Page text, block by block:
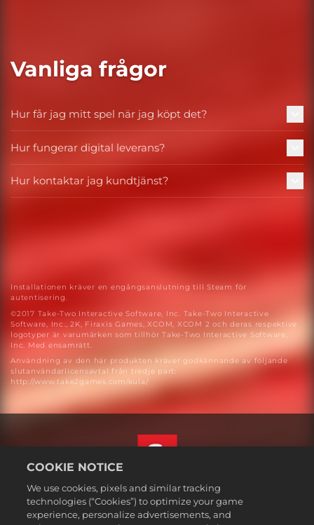
Vanliga frågor
Hur får jag mitt spel när jag köpt det?
Hur fungerar digital leverans?
Hur kontaktar jag kundtjänst?
Installationen kräver en engångsanslutning till Steam för
autentisering.
©2017 Take-Two Interactive Software, Inc. Take-Two Interactive
Software, Inc., 2K, Firaxis Games, XCOM, XCOM 2 och deras respektive
logotyper är varumärken som tillhör Take-Two Interactive Software,
Inc. Med ensamrätt.
Användning av den här produkten kräver godkännande av följande
slutanvändarlicensavtal från tredje part:
http://www.take2games.com/eula/
Juridisk information
Svenska
COOKIE NOTICE
We use cookies, pixels and similar tracking
technologies (“Cookies”) to optimize your game
experience, personalize advertisements, and